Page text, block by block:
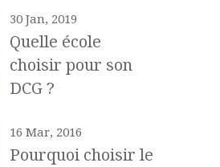
30 Jan, 2019
Quelle école
choisir pour son
DCG ?
16 Mar, 2016
Pourquoi choisir le